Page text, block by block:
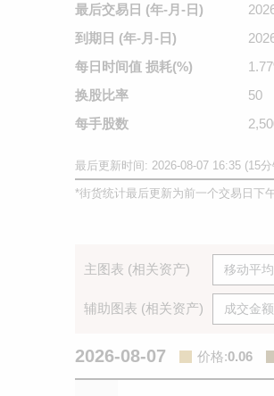
最后交易日 (年-月-日)
到期日 (年-月-日)
每日时间值 损耗(%)
换股比率
50
每手股数
最后更新时间: 2026-08-07 16:35 (15
*街货统计最后更新为前一个交易日下
主图表 (相关资产)
辅助图表 (相关资产)
2026-08-07 价格:0.06